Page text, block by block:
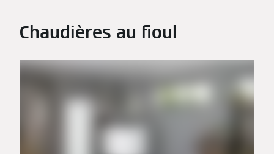
Chaudières au fioul